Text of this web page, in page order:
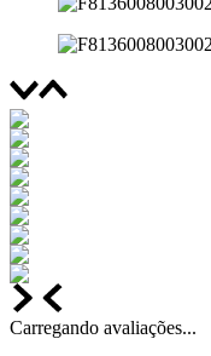
Carregando avaliações...